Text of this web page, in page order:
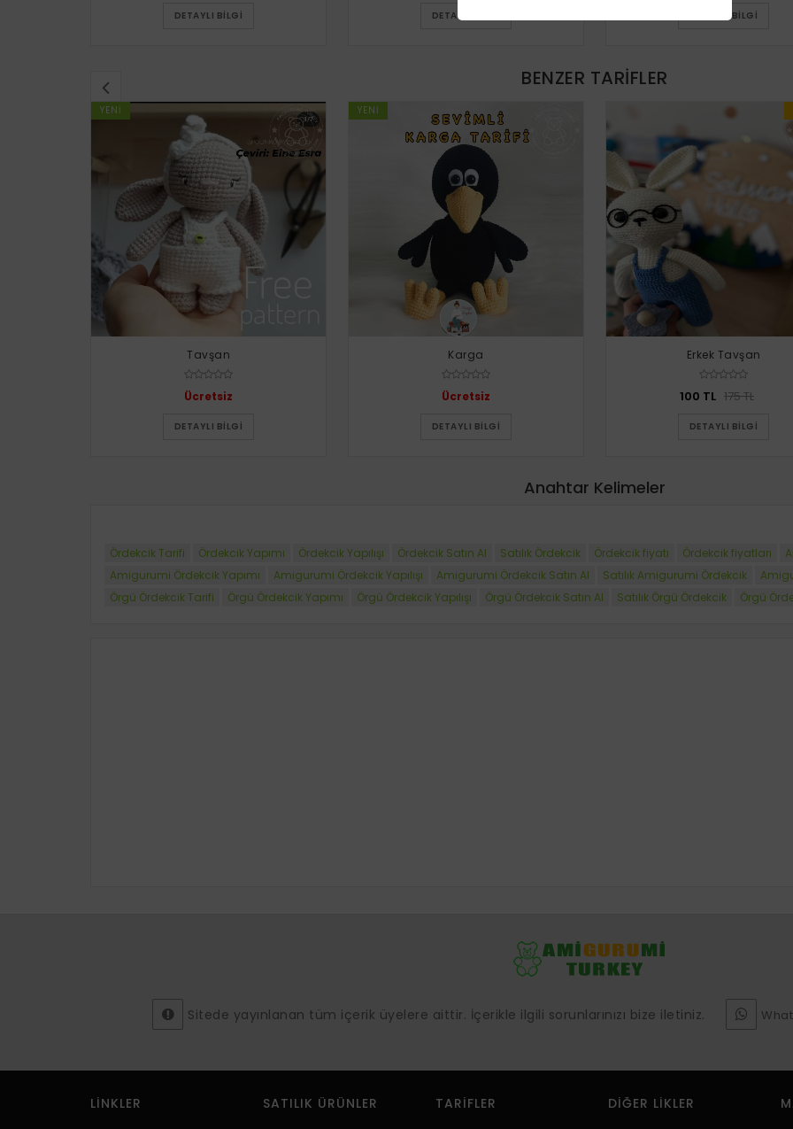
DETAYLI BILGI DETAYLI BILGI DETAYLI BILGI
BENZER TARIFLER
YENI
Tavşan
Ücretsiz
DETAYLI BILGI
YENI
Karga
Ücretsiz
DETAYLI BILGI
Erkek Tavşan
100 TL 175 TL
DETAYLI BILGI
Anahtar Kelimeler
Ördekcik Tarifi Ördekcik Yapımı Ördekcik Yapılışı Ördekcik Satın Al Satılık Ördekcik Ördekcik fiyatı Ördekcik fiyatları
Amigurumi Ördekcik Yapımı
Amigurumi Ördekcik Yapılışı Amigurumi Ördekcik Satın Al Satılık Amigurumi Ördekcik
Örgü Ördekcik Tarifi
Örgü Ördekcik Yapımı Örgü Ördekcik Yapılışı Örgü Ördekcik Satın Al Satılık Örgü Ördekcik Örgü
Sitede yayınlanan tüm içerik üyelere aittir. İçerikle ilgili sorunlarınızı bize iletiniz.
LINKLER SATILIK ÜRÜNLER TARIFLER DIĞER LIKLER